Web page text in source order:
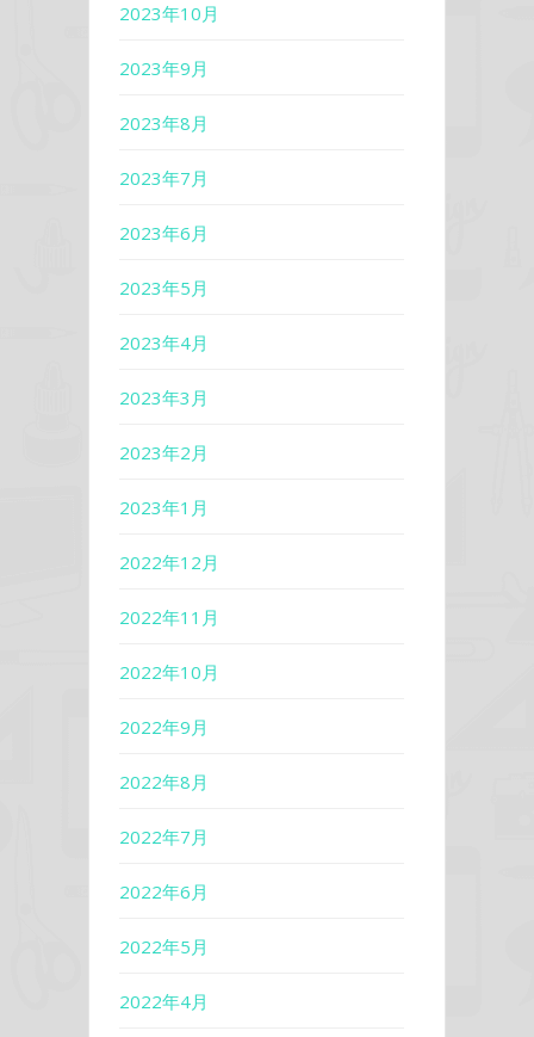
2023年10月
2023年9月
2023年8月
2023年7月
2023年6月
2023年5月
2023年4月
2023年3月
2023年2月
2023年1月
2022年12月
2022年11月
2022年10月
2022年9月
2022年8月
2022年7月
2022年6月
2022年5月
2022年4月